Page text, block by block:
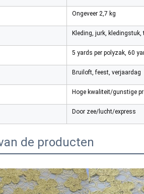
Ongeveer 2,7 kg
Kleding, jurk,
5 yards per polyzak, 60
Bruiloft, feest, verjaardag
Hoge kwaliteit/gunstige
Door zee/lucht/express
de producten